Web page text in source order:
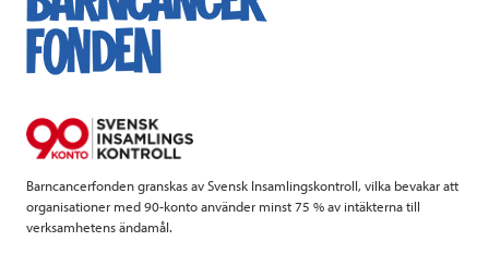
b
k
t
e
Barncancerfonden granskas av Svensk Insamlingskontroll, vilka bevakar att
organisationer med 90-konto använder minst 75 % av intäkterna till
verksamhetens ändamål.